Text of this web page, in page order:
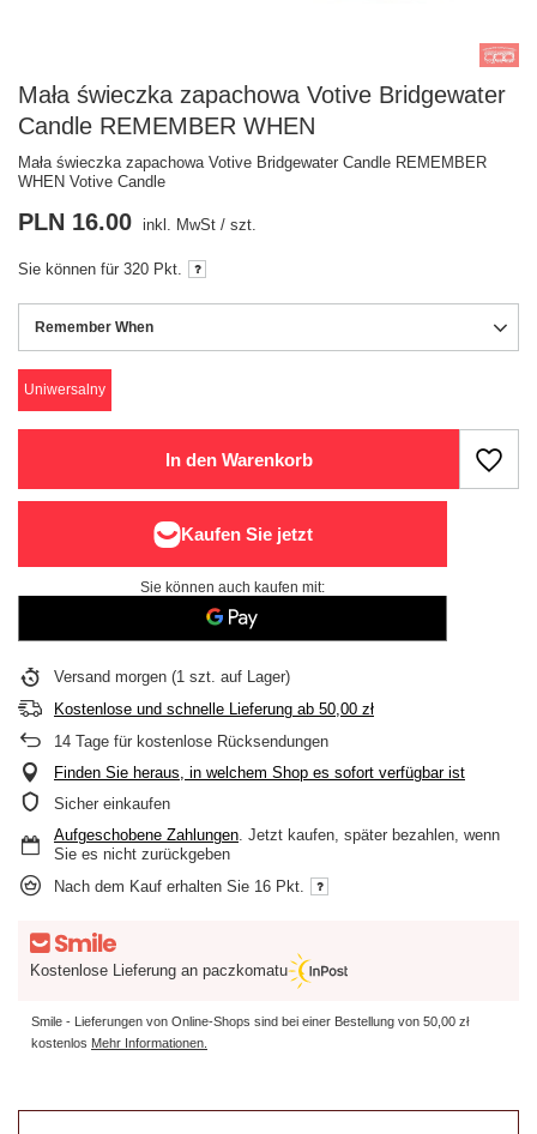
Mała świeczka zapachowa Votive Bridgewater
Candle REMEMBER WHEN
Mała świeczka zapachowa Votive Bridgewater Candle REMEMBER
WHEN Votive Candle
Remember When
Uniwersalny
PLN 16.00 inkl. MwSt / szt.
Sie können für 320 Pkt.
In den Warenkorb
Sie können auch kaufen mit:
Versand morgen (1 szt. auf Lager)
Kostenlose und schnelle Lieferung ab 50,00 zł
14 Tage für kostenlose Rücksendungen
Finden Sie heraus, in welchem Shop es sofort verfügbar ist
Sicher einkaufen
Aufgeschobene Zahlungen. Jetzt kaufen, später bezahlen, wenn
Sie es nicht zurückgeben
Nach dem Kauf erhalten Sie 16 Pkt.
Kostenlose Lieferung an paczkomatu
Smile - Lieferungen von Online-Shops sind bei einer Bestellung von 50,00 zł
kostenlos Mehr Informationen.